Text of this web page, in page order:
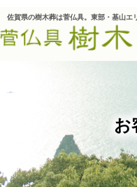
佐賀県の樹木葬は菅仏具。東部・基山エ
お